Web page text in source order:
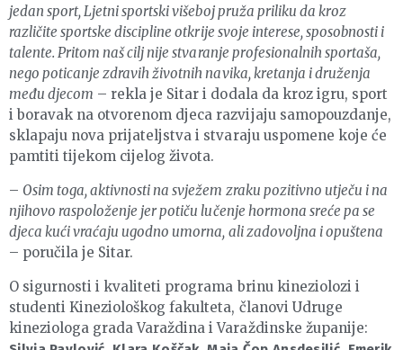
jedan sport, Ljetni sportski višeboj pruža priliku da kroz
različite sportske discipline otkrije svoje interese, sposobnosti i
talente. Pritom naš cilj nije stvaranje profesionalnih sportaša,
nego poticanje zdravih životnih navika, kretanja i druženja
među djecom – rekla je Sitar i dodala da kroz igru, sport
i boravak na otvorenom djeca razvijaju samopouzdanje,
sklapaju nova prijateljstva i stvaraju uspomene koje će
pamtiti tijekom cijelog života.
– Osim toga, aktivnosti na svježem zraku pozitivno utječu i na
njihovo raspoloženje jer potiču lučenje hormona sreće pa se
djeca kući vraćaju ugodno umorna, ali zadovoljna i opuštena
– poručila je Sitar.
O sigurnosti i kvaliteti programa brinu kineziolozi i
studenti Kineziološkog fakulteta, članovi Udruge
kineziologa grada Varaždina i Varaždinske županije: